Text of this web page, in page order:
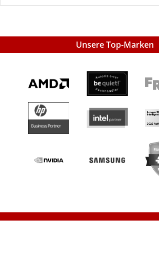
Unsere Top-Marken